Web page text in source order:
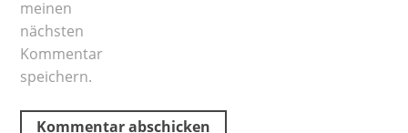
meinen
nächsten
Kommentar
speichern.